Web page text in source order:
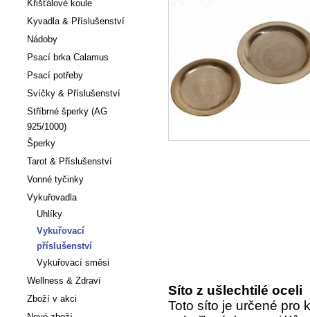
Síto z ušlechtilé oceli
Toto síto je určené pro
Křišťálové koule
Kyvadla & Příslušenství
Nádoby
Psací brka Calamus
Psací potřeby
Svíčky & Příslušenství
Stříbrné šperky (AG
925/1000)
Šperky
Tarot & Příslušenství
Vonné tyčinky
Vykuřovadla
Uhlíky
Vykuřovací
příslušenství
Vykuřovací směsi
Wellness & Zdraví
Zboží v akci